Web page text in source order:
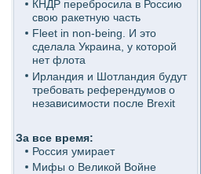
КНДР перебросила в Россию
свою ракетную часть
Fleet in non-being. И это
сделала Украина, у которой
нет флота
Ирландия и Шотландия будут
требовать референдумов о
независимости после Brexit
За все время:
Россия умирает
Мифы о Великой Войне